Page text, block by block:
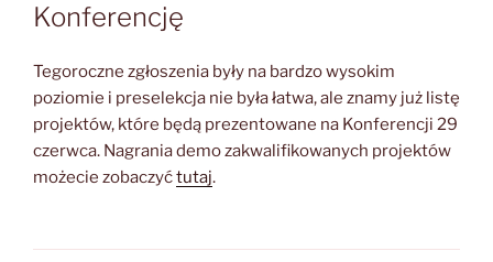
Konferencję
Tegoroczne zgłoszenia były na bardzo wysokim
poziomie i preselekcja nie była łatwa, ale znamy już listę
projektów, które będą prezentowane na Konferencji 29
czerwca. Nagrania demo zakwalifikowanych projektów
możecie zobaczyćtutaj.